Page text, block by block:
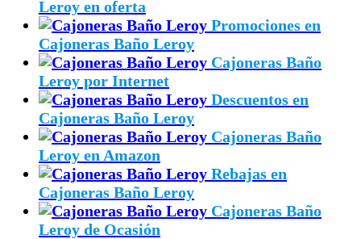
Leroy en oferta
Promociones en
Cajoneras Baño Leroy
Cajoneras Baño
Leroy por Internet
Descuentos en
Cajoneras Baño Leroy
Cajoneras Baño
Leroy en Amazon
Rebajas en
Cajoneras Baño Leroy
Cajoneras Baño
Leroy de Ocasión